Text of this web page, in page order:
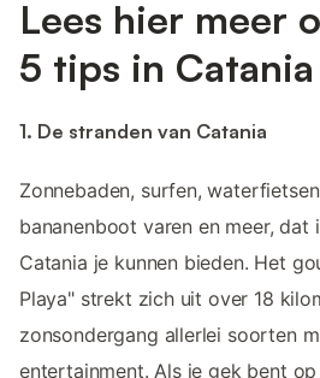
Lees hier meer
5 tips in Catania
1. De stranden van Catania
Zonnebaden, surfen,
bananenboot varen en meer, dat
Catania je kunnen bieden. Het
Playa" strekt zich uit over 18
zonsondergang allerlei soorten
entertainment. Als je gek bent